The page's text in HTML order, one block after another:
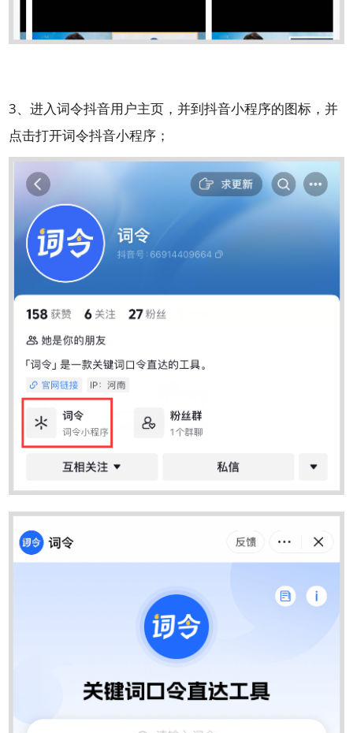
3、进入词令抖音用户主页，并到抖音小程序的图标，并
点击打开词令抖音小程序；